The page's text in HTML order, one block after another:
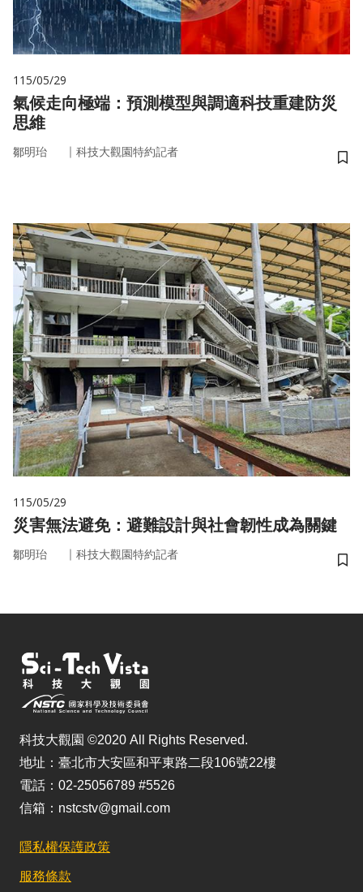
115/05/29
氣候走向極端：預測模型與調適科技重建防災
思維
鄒明珆 ｜ 科技大觀園特約記者
儲
115/05/29
災害無法避免：避難設計與社會韌性成為關鍵
鄒明珆 ｜ 科技大觀園特約記者
儲
科技大觀園 ©2020 All Rights Reserved.
地址：臺北市大安區和平東路二段106號22樓
電話：02-25056789 #5526
信箱：nstcstv@gmail.com
隱私權保護政策
服務條款